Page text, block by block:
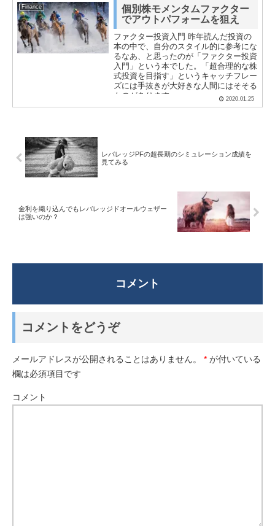
Finance
個別株モメンタムファクター
でアウトパフォームを狙え
ファクター投資入門 昨年読んだ投資の
本の中で、自分のスタイル的に参考にな
るなあ、と思ったのが「ファクター投資
入門」という本でした。「超合理的な株
式投資を目指す」というキャッチフレー
ズには手抜きが大好きな人間にはそそる
ものがあります。...
2020.01.25
レバレッジPFの超長期のシミュレーション成績を
見てみる
金利を織り込んでもレバレッジドオールウェザー
は強いのか？
コメント
コメントをどうぞ
メールアドレスが公開されることはありません。 * が付いている
欄は必須項目です
コメント